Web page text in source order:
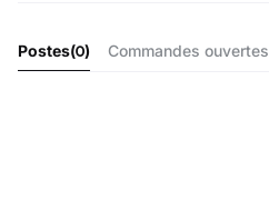
Postes(0) Commandes ouvertes